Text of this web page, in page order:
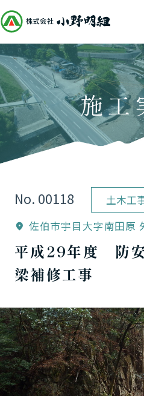
施工
No. 00118 土木工
location_on 佐伯市宇目大字南田原
平成29年度 防
梁補修工事